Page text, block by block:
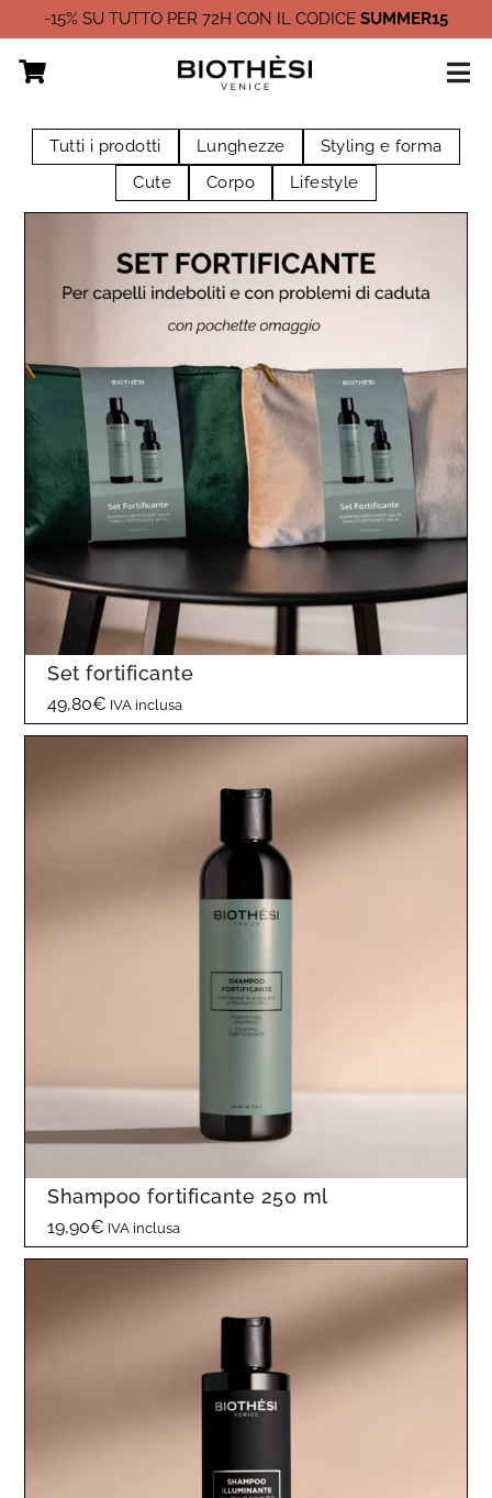
al
contenuto
-15% SU TUTTO PER 72H CON IL CODICE SUMMER15
Tutti i prodotti Lunghezze
Styling e forma
Cute
Corpo Lifestyle
Set fortificante
49,80€ IVA inclusa
Shampoo fortificante 250 ml
19,90€ IVA inclusa